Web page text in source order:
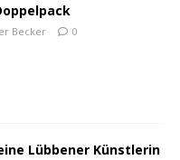
Becker 0
Lübbener Künstlerin